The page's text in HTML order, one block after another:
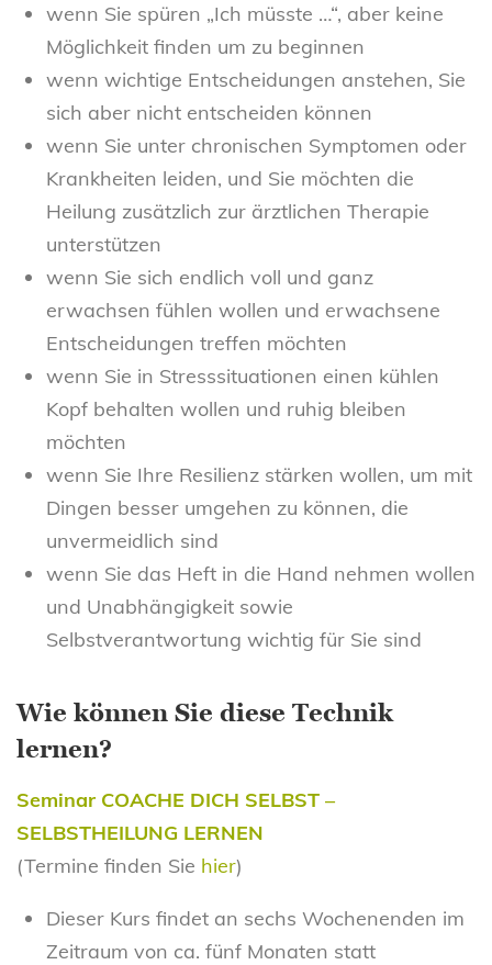
wenn Sie spüren „Ich müsste …“, aber keine
Möglichkeit finden um zu beginnen
wenn wichtige Entscheidungen anstehen, Sie
sich aber nicht entscheiden können
wenn Sie unter chronischen Symptomen oder
Krankheiten leiden, und Sie möchten die
Heilung zusätzlich zur ärztlichen Therapie
unterstützen
wenn Sie sich endlich voll und ganz
erwachsen fühlen wollen und erwachsene
Entscheidungen treffen möchten
wenn Sie in Stresssituationen einen kühlen
Kopf behalten wollen und ruhig bleiben
möchten
wenn Sie Ihre Resilienz stärken wollen, um mit
Dingen besser umgehen zu können, die
unvermeidlich sind
wenn Sie das Heft in die Hand nehmen wollen
und Unabhängigkeit sowie
Selbstverantwortung wichtig für Sie sind
Wie können Sie diese Technik
lernen?
Seminar COACHE DICH SELBST –
SELBSTHEILUNG LERNEN
(Termine finden Sie hier)
Dieser Kurs findet an sechs Wochenenden im
Zeitraum von ca. fünf Monaten statt